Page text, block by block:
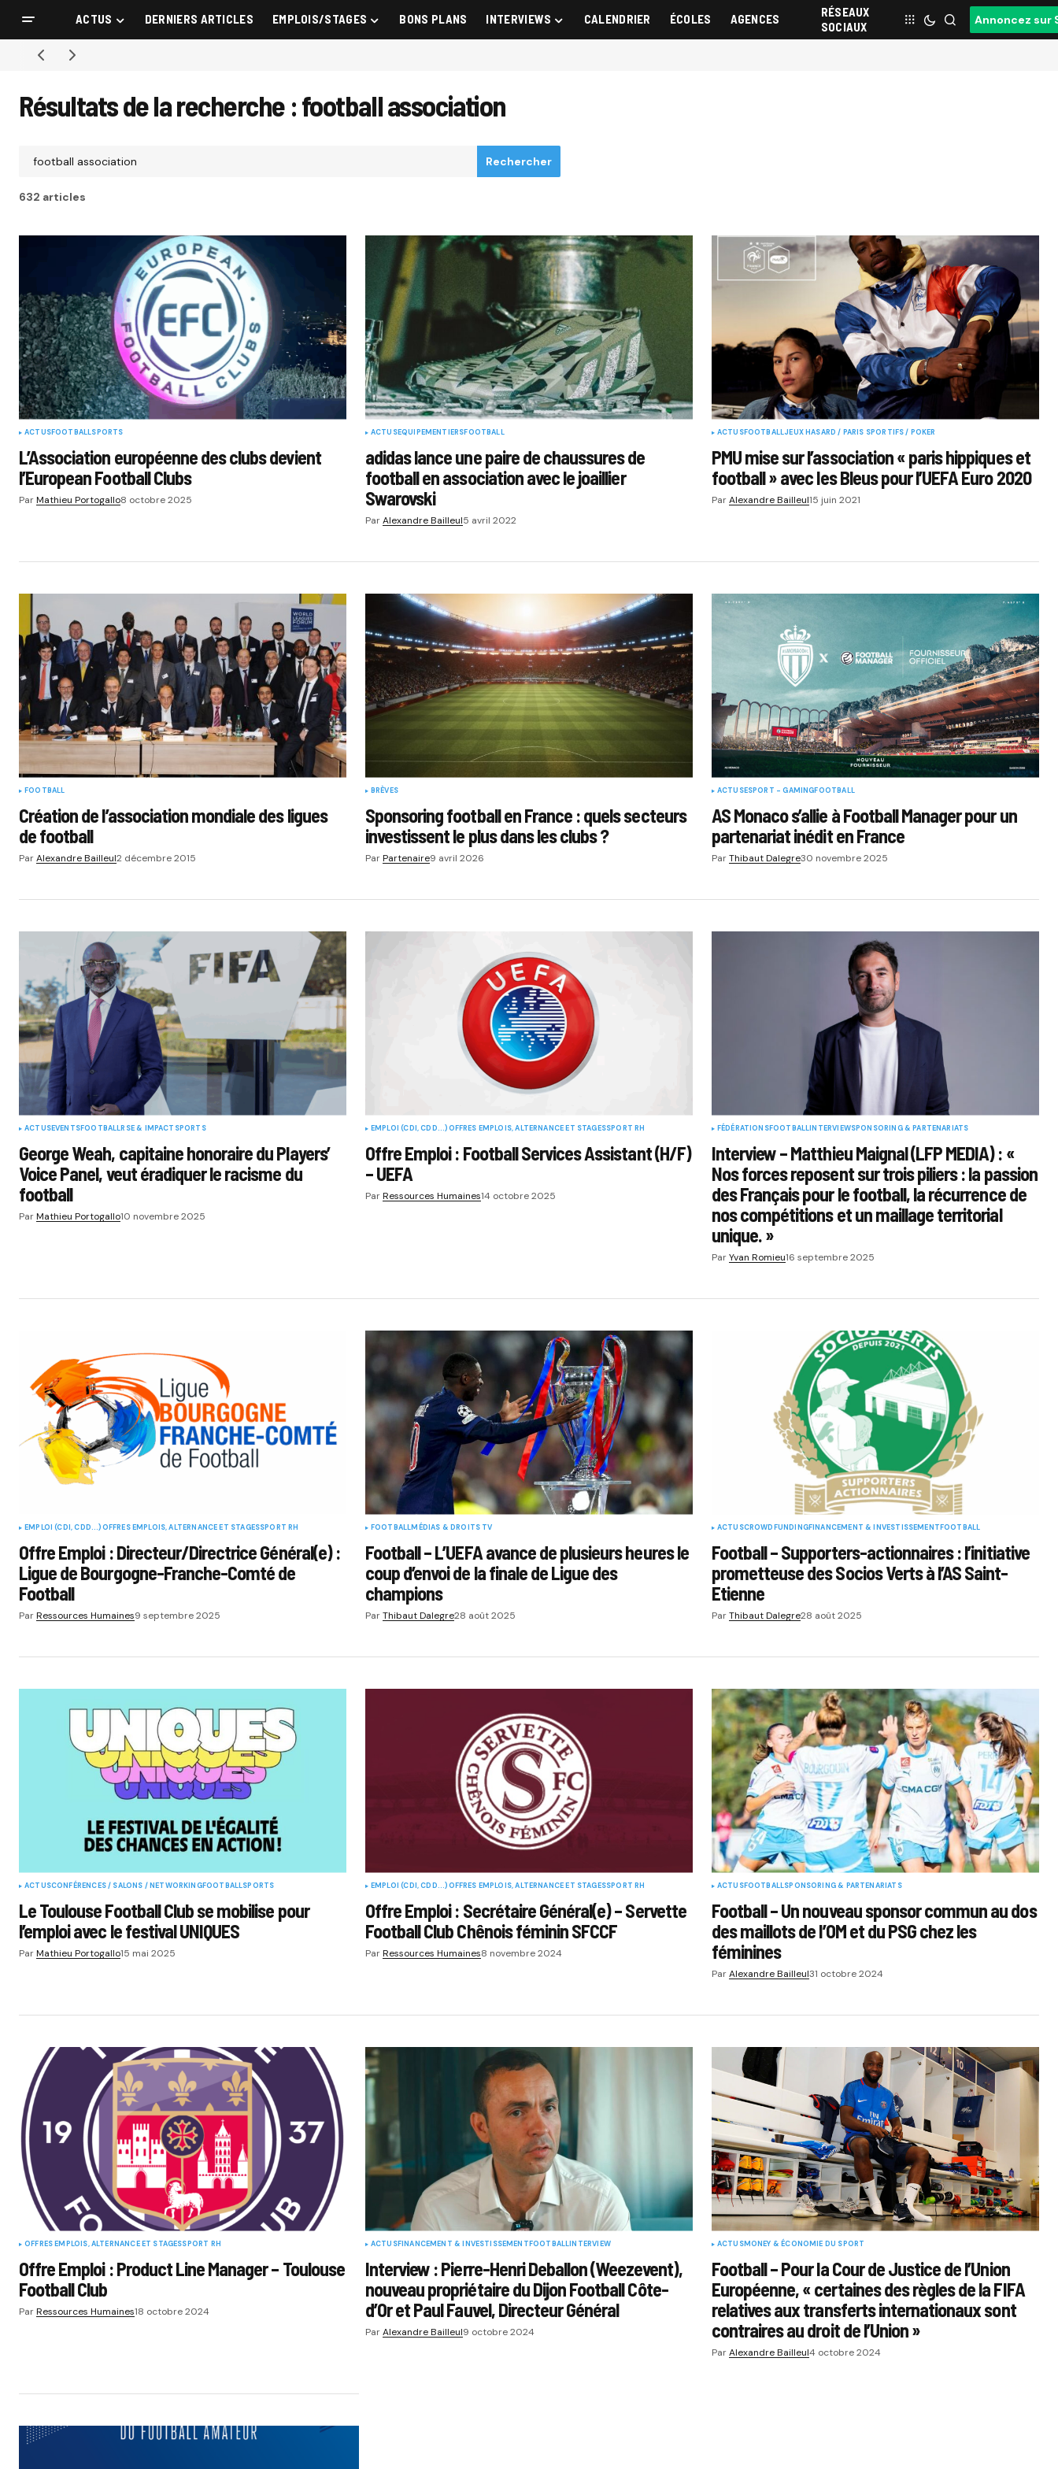
ACTUS DERNIERS ARTICLES EMPLOIS/STAGES BONS PLANS INTERVIEWS CALENDRIER ÉCOLES AGENCES
RÉSEAUX
SOCIAUX
Annoncez sur
Résultats de la recherche : football association
Rechercher
632 articles
ACTUSFOOTBALLSPORTS
L’Association européenne des clubs devient
l’European Football Clubs
ParMathieu Portogallo8 octobre 2025
ACTUSEQUIPEMENTIERSFOOTBALL
adidas lance une paire de chaussures de
football en association avec le joaillier
Swarovski
ParAlexandre Bailleul5 avril 2022
ACTUSFOOTBALLJEUX HASARD / PARIS SPORTIFS / POKER
PMU mise sur l’association « paris hippiques et
football » avec les Bleus pour l’UEFA Euro 2020
ParAlexandre Bailleul15 juin 2021
FOOTBALL
Création de l’association mondiale des ligues
de football
ParAlexandre Bailleul2 décembre 2015
BRÈVES
Sponsoring football en France : quels secteurs
investissent le plus dans les clubs ?
ParPartenaire9 avril 2026
ACTUSESPORT - GAMINGFOOTBALL
AS Monaco s’allie à Football Manager pour un
partenariat inédit en France
ParThibaut Dalegre30 novembre 2025
ACTUSEVENTSFOOTBALLRSE & IMPACT SPORTS
George Weah, capitaine honoraire du Players’
Voice Panel, veut éradiquer le racisme du
football
ParMathieu Portogallo10 novembre 2025
EMPLOI (CDI, CDD...)OFFRES EMPLOIS, ALTERNANCE ET STAGESSPORT RH
Offre Emploi : Football Services Assistant (H/F)
– UEFA
ParRessources Humaines14 octobre 2025
FÉDÉRATIONSFOOTBALLINTERVIEWSPONSORING & PARTENARIATS
Interview – Matthieu Maignal (LFP MEDIA) : «
Nos forces reposent sur trois piliers : la passion
des Français pour le football, la récurrence de
nos compétitions et un maillage territorial
unique. »
ParYvan Romieu16 septembre 2025
EMPLOI (CDI, CDD...)OFFRES EMPLOIS, ALTERNANCE ET STAGESSPORT RH
Offre Emploi : Directeur/Directrice Général(e) :
Ligue de Bourgogne-Franche-Comté de
Football
ParRessources Humaines9 septembre 2025
FOOTBALLMÉDIAS & DROITS TV
Football – L’UEFA avance de plusieurs heures le
coup d’envoi de la finale de Ligue des
champions
ParThibaut Dalegre28 août 2025
ACTUSCROWDFUNDINGFINANCEMENT & INVESTISSEMENTFOOTBALL
Football – Supporters-actionnaires : l’initiative
prometteuse des Socios Verts à l’AS Saint-
Etienne
ParThibaut Dalegre28 août 2025
ACTUSCONFÉRENCES / SALONS / NETWORKINGFOOTBALLSPORTS
Le Toulouse Football Club se mobilise pour
l’emploi avec le festival UNIQUES
ParMathieu Portogallo15 mai 2025
EMPLOI (CDI, CDD...)OFFRES EMPLOIS, ALTERNANCE ET STAGESSPORT RH
Offre Emploi : Secrétaire Général(e) – Servette
Football Club Chênois féminin SFCCF
ParRessources Humaines8 novembre 2024
ACTUSFOOTBALLSPONSORING & PARTENARIATS
Football – Un nouveau sponsor commun au dos
des maillots de l’OM et du PSG chez les
féminines
ParAlexandre Bailleul31 octobre 2024
OFFRES EMPLOIS, ALTERNANCE ET STAGESSPORT RH
Offre Emploi : Product Line Manager – Toulouse
Football Club
ParRessources Humaines18 octobre 2024
ACTUSFINANCEMENT & INVESTISSEMENTFOOTBALLINTERVIEW
Interview : Pierre-Henri Deballon (Weezevent),
nouveau propriétaire du Dijon Football Côte-
d’Or et Paul Fauvel, Directeur Général
ParAlexandre Bailleul9 octobre 2024
ACTUSMONEY & ÉCONOMIE DU SPORT
Football – Pour la Cour de Justice de l’Union
Européenne, « certaines des règles de la FIFA
relatives aux transferts internationaux sont
contraires au droit de l’Union »
ParAlexandre Bailleul4 octobre 2024